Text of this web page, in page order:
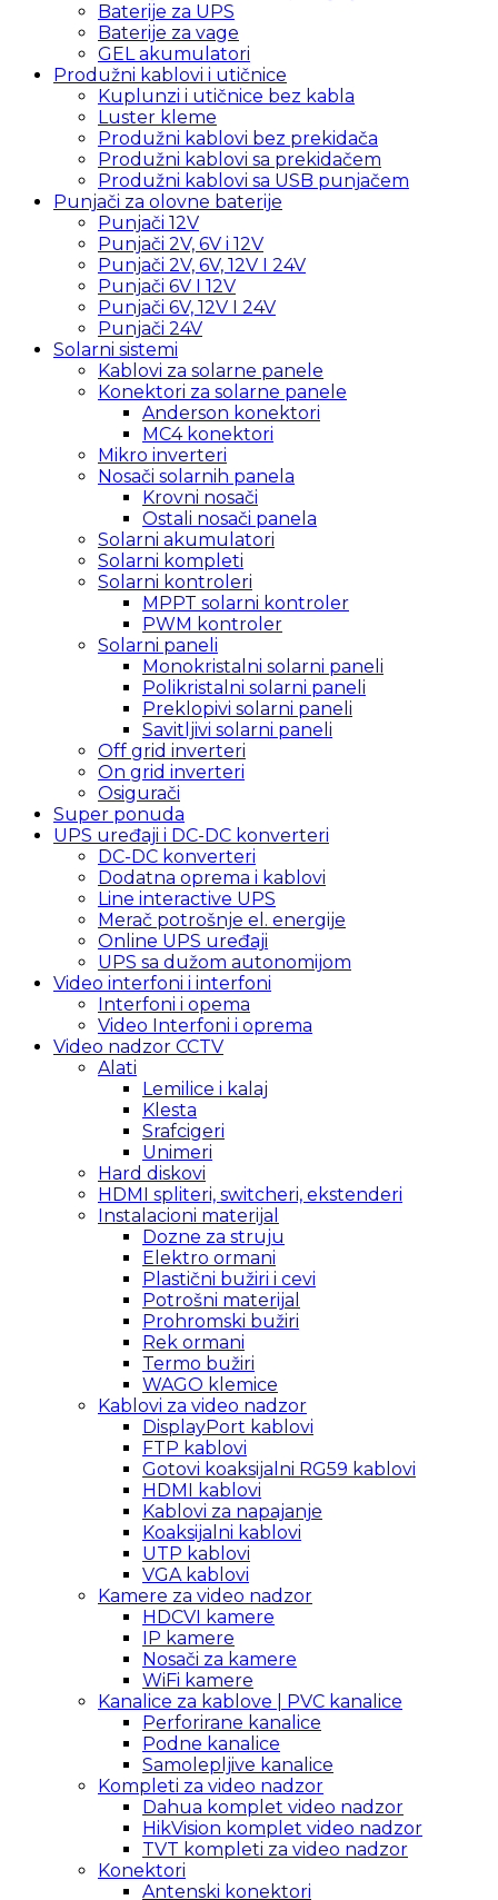
Baterije za UPS
Baterije za vage
GEL akumulatori
Produžni kablovi i utičnice
Kuplunzi i utičnice bez kabla
Luster kleme
Produžni kablovi bez prekidača
Produžni kablovi sa prekidačem
Produžni kablovi sa USB punjačem
Punjači za olovne baterije
Punjači 12V
Punjači 2V, 6V i 12V
Punjači 2V, 6V, 12V I 24V
Punjači 6V I 12V
Punjači 6V, 12V I 24V
Punjači 24V
Solarni sistemi
Kablovi za solarne panele
Konektori za solarne panele
Anderson konektori
MC4 konektori
Mikro inverteri
Nosači solarnih panela
Krovni nosači
Ostali nosači panela
Solarni akumulatori
Solarni kompleti
Solarni kontroleri
MPPT solarni kontroler
PWM kontroler
Solarni paneli
Monokristalni solarni paneli
Polikristalni solarni paneli
Preklopivi solarni paneli
Savitljivi solarni paneli
Off grid inverteri
On grid inverteri
Osigurači
Super ponuda
UPS uređaji i DC-DC konverteri
DC-DC konverteri
Dodatna oprema i kablovi
Line interactive UPS
Merač potrošnje el. energije
Online UPS uređaji
UPS sa dužom autonomijom
Video interfoni i interfoni
Interfoni i opema
Video Interfoni i oprema
Video nadzor CCTV
Alati
Lemilice i kalaj
Klesta
Srafcigeri
Unimeri
Hard diskovi
HDMI spliteri, switcheri, ekstenderi
Instalacioni materijal
Dozne za struju
Elektro ormani
Plastični bužiri i cevi
Potrošni materijal
Prohromski bužiri
Rek ormani
Termo bužiri
WAGO klemice
Kablovi za video nadzor
DisplayPort kablovi
FTP kablovi
Gotovi koaksijalni RG59 kablovi
HDMI kablovi
Kablovi za napajanje
Koaksijalni kablovi
UTP kablovi
VGA kablovi
Kamere za video nadzor
HDCVI kamere
IP kamere
Nosači za kamere
WiFi kamere
Kanalice za kablove | PVC kanalice
Perforirane kanalice
Podne kanalice
Samolepljive kanalice
Kompleti za video nadzor
Dahua komplet video nadzor
HikVision komplet video nadzor
TVT kompleti za video nadzor
Konektori
Antenski konektori